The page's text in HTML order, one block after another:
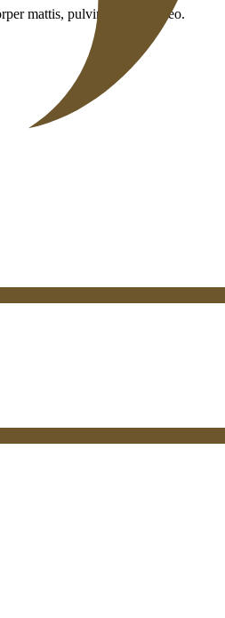
mattis, pulvinar dapibus leo.